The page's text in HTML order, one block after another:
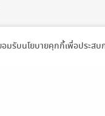
อมรับนโยบายคุกกี้เพื่อประ